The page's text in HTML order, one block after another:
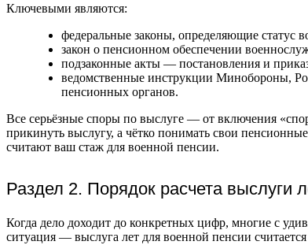
Ключевыми являются:
федеральные законы, определяющие статус
закон о пенсионном обеспечении
подзаконные акты — постановления и
ведомственные инструкции Минобороны,
пенсионных органов.
Все серьёзные споры по выслуге — от включения
прикинуть выслугу, а чётко понимать свои
считают ваш стаж для военной пенсии.
Раздел 2. Порядок расчета выслуги
Когда дело доходит до конкретных цифр, многие с
ситуация — выслуга лет для военной пенсии